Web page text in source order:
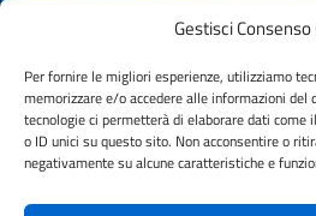
Gestisci Consenso
Per fornire le migliori esperienze, utilizziamo
memorizzare e/o accedere alle informazioni
tecnologie ci permetterà di elaborare dati come
o ID unici su questo sito. Non acconsentire o
negativamente su alcune caratteristiche e
Cookie Policy
Informativa privacy
Dichiarazione di accessibilità
Note legali